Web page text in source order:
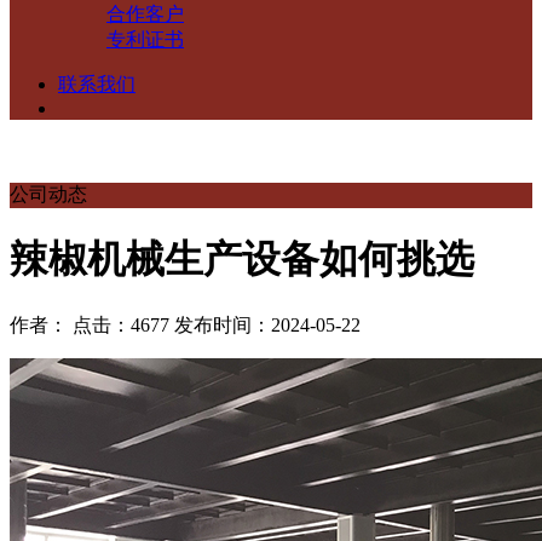
合作客户
专利证书
联系我们
公司动态
辣椒机械生产设备如何挑选
作者： 点击：4677 发布时间：2024-05-22